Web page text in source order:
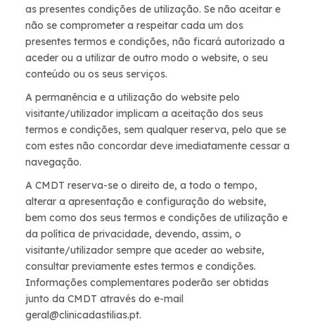
as presentes condições de utilização. Se não aceitar e
não se comprometer a respeitar cada um dos
presentes termos e condições, não ficará autorizado a
aceder ou a utilizar de outro modo o website, o seu
conteúdo ou os seus serviços.
A permanência e a utilização do website pelo
visitante/utilizador implicam a aceitação dos seus
termos e condições, sem qualquer reserva, pelo que se
com estes não concordar deve imediatamente cessar a
navegação.
A CMDT reserva-se o direito de, a todo o tempo,
alterar a apresentação e configuração do website,
bem como dos seus termos e condições de utilização e
da política de privacidade, devendo, assim, o
visitante/utilizador sempre que aceder ao website,
consultar previamente estes termos e condições.
Informações complementares poderão ser obtidas
junto da CMDT através do e-mail
geral@clinicadastilias.pt.